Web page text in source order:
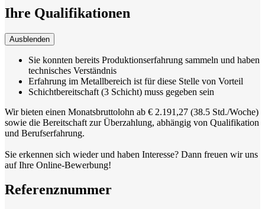
Ihre Qualifikationen
Ausblenden
Sie konnten bereits Produktionserfahrung sammeln und haben
technisches Verständnis
Erfahrung im Metallbereich ist für diese Stelle von Vorteil
Schichtbereitschaft (3 Schicht) muss gegeben sein
Wir bieten einen Monatsbruttolohn ab € 2.191,27 (38.5 Std./Woche)
sowie die Bereitschaft zur Überzahlung, abhängig von Qualifikation
und Berufserfahrung.
Sie erkennen sich wieder und haben Interesse? Dann freuen wir uns
auf Ihre Online-Bewerbung!
Referenznummer